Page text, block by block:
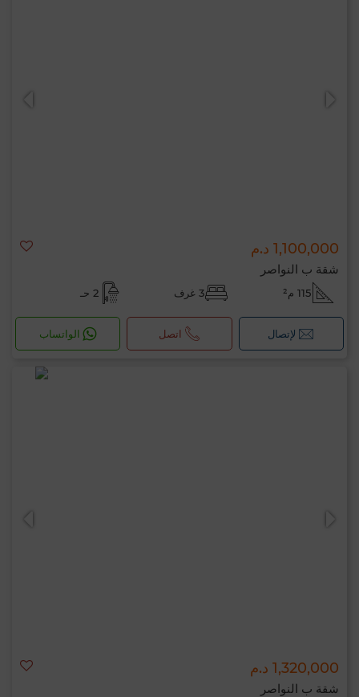
1,100,000 د.م
شقة ب النواصر
115 م² 3 غرف 2 حـ
لإتصال اتصل الواتساب
1,320,000 د.م
شقة ب النواصر